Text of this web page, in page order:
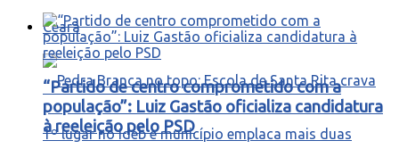
Ceará
“Partido de centro comprometido com a
população”: Luiz Gastão oficializa candidatura
à reeleição pelo PSD